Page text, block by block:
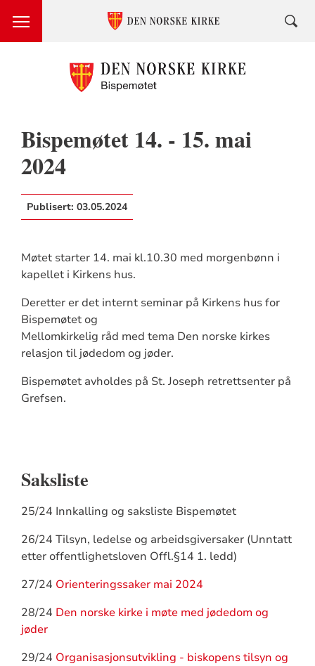
Bispemøtet 14. - 15. mai
2024
Publisert: 03.05.2024
Møtet starter 14. mai kl.10.30 med morgenbønn i
kapellet i Kirkens hus.
Deretter er det internt seminar på Kirkens hus for
Bispemøtet og
Mellomkirkelig råd med tema Den norske kirkes
relasjon til jødedom og jøder.
Bispemøtet avholdes på St. Joseph retrettsenter på
Grefsen.
Saksliste
25/24 Innkalling og saksliste Bispemøtet
26/24 Tilsyn, ledelse og arbeidsgiversaker (Unntatt
etter offentlighetsloven Offl.§14 1. ledd)
27/24 Orienteringssaker mai 2024
28/24 Den norske kirke i møte med jødedom og
jøder
29/24 Organisasjonsutvikling - biskopens tilsyn og